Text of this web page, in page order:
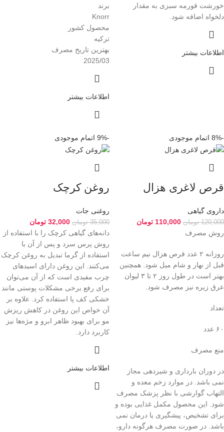
خورشت قورمه سبزی به مقدار
دلخواه اضافه شود.
اطلاعات بیشتر
برند
Knorr
محصول کشور
ترکیه
بهترین تاریخ مصرف
2025/03
اطلاعات بیشتر
-8% اتمام موجودی
قرص لاغری هزال
داروی گیاهی
120,000 تومان 110,000 تومان
روش مصرف
روزانه ۲ عدد قرص هزال نیم ساعت
قبل از نهار و شام میل شود. همچنین
بهتر است در طول روز ۲ تا ۳ لیوان
عرق زیره نیز مصرف شود.
تعداد
۶۰ عدد
منع مصرف
در دوران بارداری و شیردهی مجاز
نمی باشد. در موارد زخم معده و
التهاب گوارشی با نظر پزشک مصرف
شود. این محصول مکمل غذایی بوده و
برای تشخیص، پیشگیری یا درمان نمی
باشد. در صورت مصرف هرگونه دارو،
-9% اتمام موجودی
روغن کرچک
روغنی جات
35,000 تومان 32,000 تومان
دانه‌های گیاهی کرچک را با استفاده از
روش پرس سرد و پس از آن با
استفاده از گرما تبدیل به روغن کرچک
می‌کنند. این روغن دارای اسیدهای
چرب مفیدی است که از آن می‌توان
برای رفع برخی مشکلات پوستی مانند
خشکی کف پا استفاده کرد. علاوه بر
آن خواص این روغن در کاهش ریزش
مو برای بهبود ظاهر ابرو و مژه‌ها نیز
کاربرد دارد.
اطلاعات بیشتر